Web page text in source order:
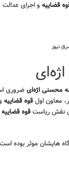
قضاییهو اجرای عدالت
نیوز
محسنی اژه‌ایضروری
معاون اولقوه قضاییه
نقش ریاستقوه قضاییه
هایشان موثر بوده